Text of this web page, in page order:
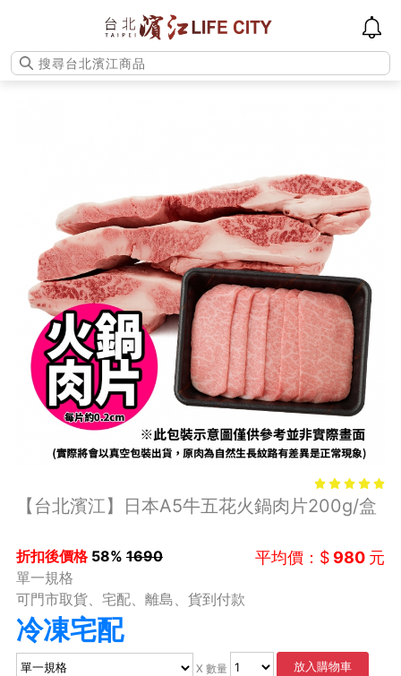
【台北濱江】日本A5牛五花火鍋肉片200g/盒
折扣後價格 58% 1690
單一規格
平均價：$ 980 元
可門市取貨、宅配、離島、貨到付款
冷凍宅配
X 數量 放入購物車